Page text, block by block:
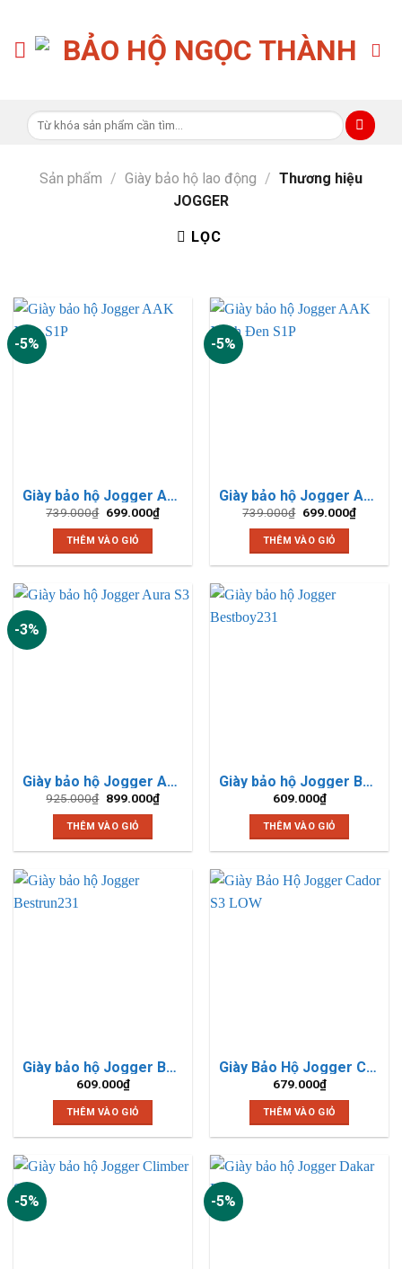
content
Tìm
kiếm:
Sản phẩm / Giày bảo hộ lao động / Thương hiệu
JOGGER
LỌC
-5%
Giày bảo hộ Jogger AAK Xám S1P
739.000₫ Giá
là:
739.000₫.
699.000₫Giá
hiện
THÊM VÀO GIỎ
-5%
Giày bảo hộ Jogger AAK Xanh Đen S1P
739.000₫ Giá
là:
739.000₫.
699.000₫Giá
hiện
THÊM VÀO GIỎ
-3%
Giày bảo hộ Jogger Aura S3
925.000₫ Giá
là:
925.000₫.
899.000₫Giá
hiện
THÊM VÀO GIỎ
Giày bảo hộ Jogger Bestboy231
609.000₫
THÊM VÀO GIỎ
Giày bảo hộ Jogger Bestrun231
609.000₫
THÊM VÀO GIỎ
Giày Bảo Hộ Jogger Cador S3 LOW
679.000₫
THÊM VÀO GIỎ
-5% -5%